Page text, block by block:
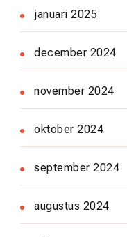
januari 2025
december 2024
november 2024
oktober 2024
september 2024
augustus 2024